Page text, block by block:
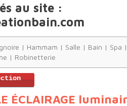
au site :
| Hammam | Salle | Bain | Spa
| Robinetterie
ÉCLAIRAGE